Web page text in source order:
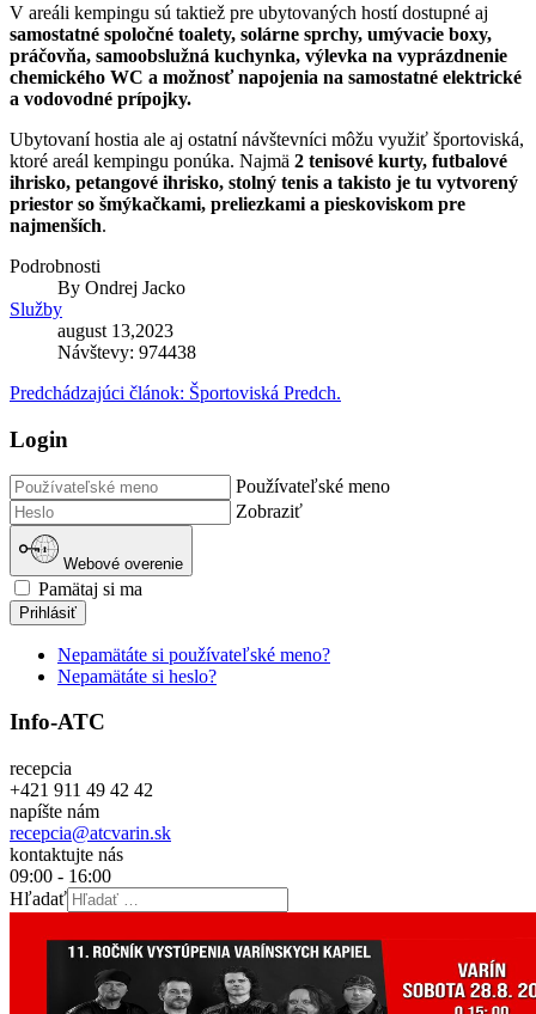
V areáli kempingu sú taktiež pre ubytovaných hostí dostupné aj
samostatné spoločné toalety, solárne sprchy, umývacie boxy,
práčovňa, samoobslužná kuchynka, výlevka na vyprázdnenie
chemického WC a možnosť napojenia na samostatné elektrické
a vodovodné prípojky.
Ubytovaní hostia ale aj ostatní návštevníci môžu využiť športoviská,
ktoré areál kempingu ponúka. Najmä 2 tenisové kurty, futbalové
ihrisko, petangové ihrisko, stolný tenis a takisto je tu vytvorený
priestor so šmýkačkami, preliezkami a pieskoviskom pre
najmenších.
Podrobnosti
By Ondrej Jacko
Služby
august 13,2023
Návštevy: 974438
Predchádzajúci článok: Športoviská Predch.
Login
Používateľské meno
Zobraziť
Webové overenie
Pamätaj si ma
Prihlásiť
Nepamätáte si používateľské meno?
Nepamätáte si heslo?
Info-ATC
recepcia
+421 911 49 42 42
napíšte nám
recepcia@atcvarin.sk
kontaktujte nás
09:00 - 16:00
Hľadať